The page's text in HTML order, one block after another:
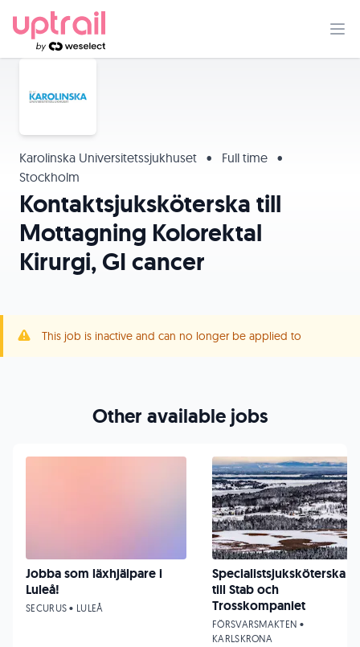
Karolinska Universitetssjukhuset • Full time •
Stockholm
Kontaktsjuksköterska till
Mottagning Kolorektal
Kirurgi, GI cancer
This job is inactive and can no longer be applied to
Other available jobs
Jobba som läxhjälpare i
Luleå!
SECURUS • LULEÅ
Specialistsjuksköterska
till Stab och
Trosskompaniet
FÖRSVARSMAKTEN •
KARLSKRONA